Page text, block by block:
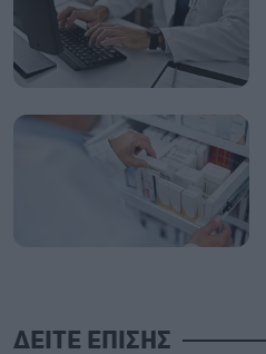
ΔΕΙΤΕ ΕΠΙΣΗΣ